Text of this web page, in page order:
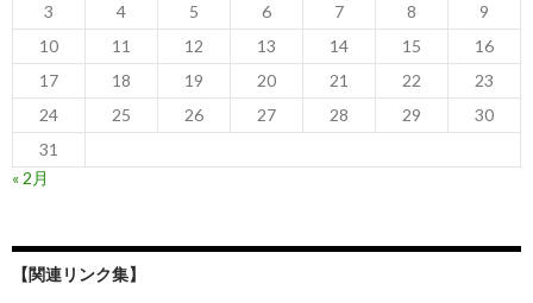
3
4 5 6 7 8
9
10
11 12 13 14 15
16
17
18 19 20 21 22
23
24
25 26 27 28 29
30
31
« 2月
【関連リンク集】